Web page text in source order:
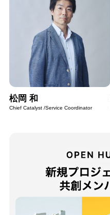
松岡 和
Chief Catalyst /Service Coordinator